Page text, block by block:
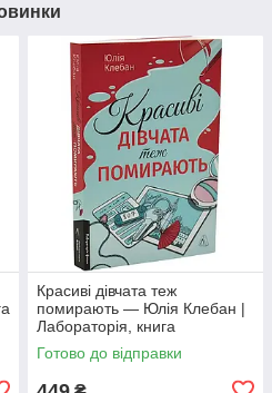
Красиві дівчата теж
помирають — Юлія Клебан |
Лабораторія, книга
українською, нова, м'яка
Готово до відправки